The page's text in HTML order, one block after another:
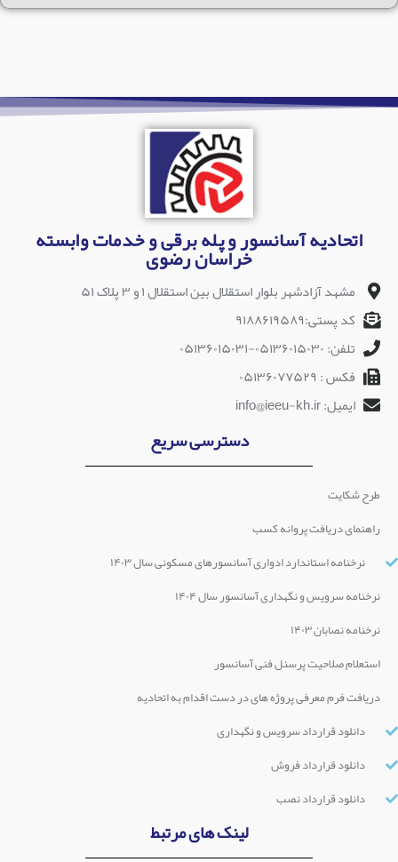
اتحادیه آسانسور و پله برقی و خدمات وابسته
خراسان رضوی
مشهد آزادشهر بلوار استقلال بین استقلال ۱ و ۳ پلاک ۵۱
کد پستی:۹۱۸۸۶۱۹۵۸۹
تلفن: ۰۵۱۳۶۰۱۵۰۳۰-۰۵۱۳۶۰۱۵۰۳۱
فکس : ۰۵۱۳۶۰۷۷۵۲۹
ایمیل: info@ieeu-kh.ir
دسترسی سریع
طرح شکایت
راهنمای دریافت پروانه کسب
نرخنامه استاندارد ادواری آسانسورهای مسکونی سال ۱۴۰۳
نرخنامه سرویس و نگهداری آسانسور سال ۱۴۰۴
نرخنامه نصابان ۱۴۰۳
استعلام صلاحیت پرسنل فنی آسانسور
دریافت فرم معرفی پروژه های در دست اقدام به اتحادیه
دانلود قرارداد سرویس و نگهداری
دانلود قرارداد فروش
دانلود قرارداد نصب
لینک های مرتبط